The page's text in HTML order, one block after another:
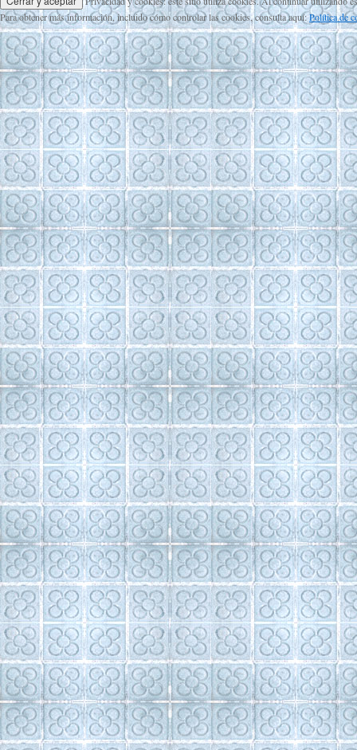
Para obtener más información, incluido cómo controlar las cookies, consulta aquí:Política de